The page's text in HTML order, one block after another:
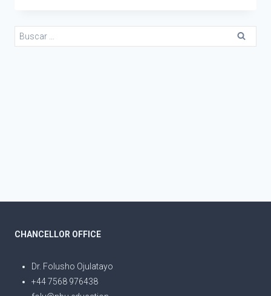
CHANCELLOR OFFICE
Dr. Folusho Ojulatayo
+44 7568 976438